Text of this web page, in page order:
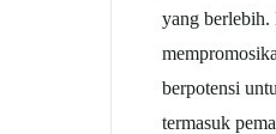
yang
berpotensi
termasuk